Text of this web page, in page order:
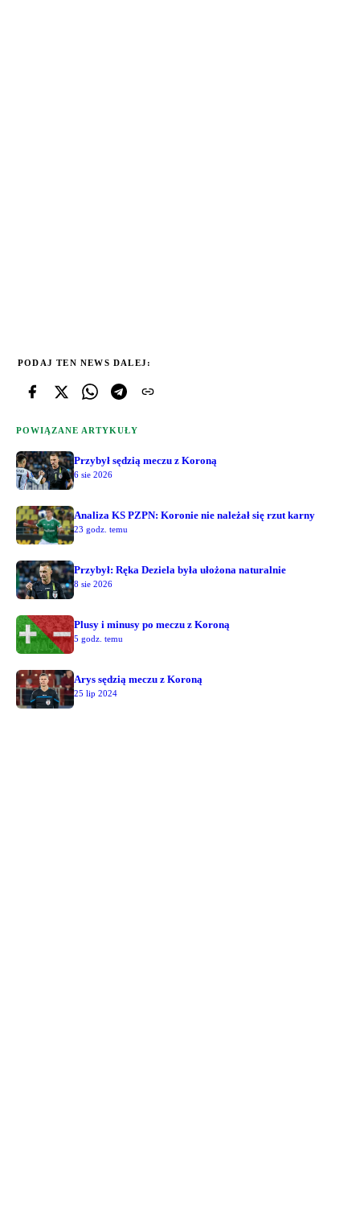
PODAJ TEN NEWS DALEJ:
POWIĄZANE ARTYKUŁY
Przybył sędzią meczu z Koroną
6 sie 2026
Analiza KS PZPN: Koronie nie należał się rzut karny
23 godz. temu
Przybył: Ręka Deziela była ułożona naturalnie
8 sie 2026
Plusy i minusy po meczu z Koroną
5 godz. temu
Arys sędzią meczu z Koroną
25 lip 2024